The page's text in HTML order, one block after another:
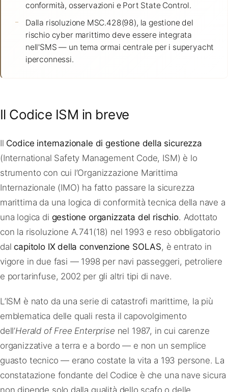
conformità, osservazioni e Port State Control.
Dalla risoluzione MSC.428(98), la gestione del
rischio cyber marittimo deve essere integrata
nell'SMS — un tema ormai centrale per i superyacht
iperconnessi.
Il Codice ISM in breve
Il Codice internazionale di gestione della sicurezza
(International Safety Management Code, ISM) è lo
strumento con cui l’Organizzazione Marittima
Internazionale (IMO) ha fatto passare la sicurezza
marittima da una logica di conformità tecnica della nave a
una logica di gestione organizzata del rischio. Adottato
con la risoluzione A.741(18) nel 1993 e reso obbligatorio
dalcapitolo IX della convenzione SOLAS, è entrato in
vigore in due fasi — 1998 per navi passeggeri, petroliere
e portarinfuse, 2002 per gli altri tipi di nave.
L’ISM è nato da una serie di catastrofi marittime, la più
emblematica delle quali resta il capovolgimento
dell’Herald of Free Enterprise nel 1987, in cui carenze
organizzative a terra e a bordo — e non un semplice
guasto tecnico — erano costate la vita a 193 persone. La
constatazione fondante del Codice è che una nave sicura
non dipende solo dalla qualità dello scafo o delle